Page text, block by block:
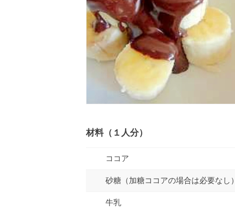
材料（１人分）
ココア
砂糖（加糖ココアの場合は必要なし）
牛乳